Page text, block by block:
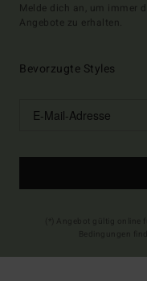
Melde dich an, um immer
Angebote zu erhalten.
Bevorzugte Styles